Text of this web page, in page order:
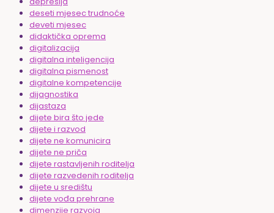
deseti mjesec trudnoće
deveti mjesec
didaktička oprema
digitalizacija
digitalna inteligencija
digitalna pismenost
digitalne kompetencije
dijagnostika
dijastaza
dijete bira što jede
dijete i razvod
dijete ne komunicira
dijete ne priča
dijete rastavljenih roditelja
dijete razvedenih roditelja
dijete u središtu
dijete vođa prehrane
dimenzije razvoja